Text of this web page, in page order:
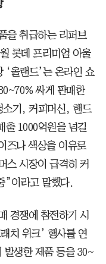
을 취급하는 리퍼브
롯데 프리미엄 아울
‘올랜드’는 온라인 쇼
싸게 판매한
소기, 커피머신, 핸드
출 1000억원을 넘길
즈나 색상을 이유로
스 시장이 급격히 커
”이라고 말했다.
경쟁에 참전하기 시
치 위크’ 행사를 연
발생한 제품 등을 30~